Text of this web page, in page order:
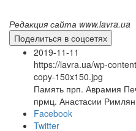
Редакция сайта www.lavra.ua
Поделиться в соцсетях
2019-11-11
https://lavra.ua/wp-
copy-150x150.jpg
Память прп. Аврамия
прмц. Анастасии
Facebook
Twitter